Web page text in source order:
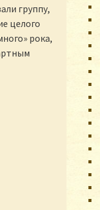
группу,
целого
рока,